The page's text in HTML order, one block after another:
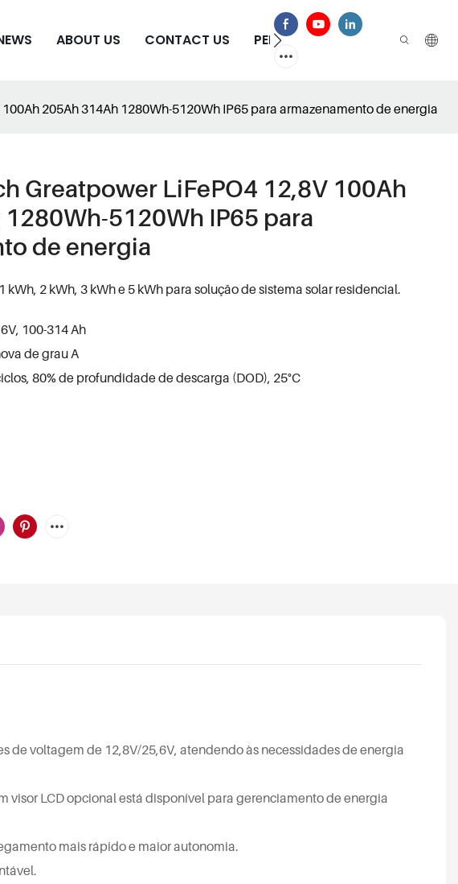
ABOUT US CONTACT US PERGUNTAS FREQUENTES
205Ah 314Ah 1280Wh-5120Wh IP65 para armazenamento de energia
Greatpower LiFePO4 12,8V 100Ah
5120Wh IP65 para
de energia
kWh, 2 kWh, 3 kWh e 5 kWh para solução de sistema solar residencial.
100-314 Ah
de grau A
80% de profundidade de descarga (DOD), 25°C
de voltagem de 12,8V/25,6V, atendendo às necessidades de energia
LCD opcional está disponível para gerenciamento de energia
mais rápido e maior autonomia.